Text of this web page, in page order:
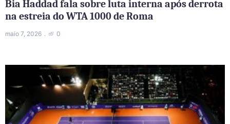
Bia Haddad fala sobre luta interna após derrota
na estreia do WTA 1000 de Roma
maio 7, 2026 0